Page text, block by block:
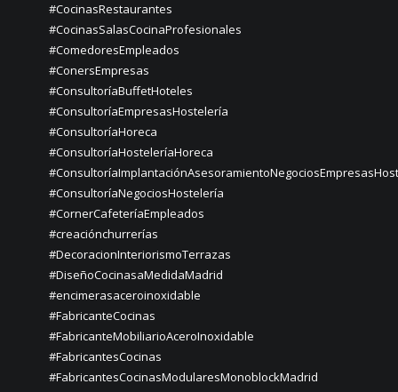
#CocinasRestaurantes
#CocinasSalasCocinaProfesionales
#ComedoresEmpleados
#ConersEmpresas
#ConsultoríaBuffetHoteles
#ConsultoríaEmpresasHostelería
#ConsultoríaHoreca
#ConsultoríaHosteleríaHoreca
#ConsultoríaNegociosHostelería
#CornerCafeteríaEmpleados
#creaciónchurrerías
#DecoracionInteriorismoTerrazas
#DiseñoCocinasaMedidaMadrid
#encimerasaceroinoxidable
#FabricanteCocinas
#FabricanteMobiliarioAceroInoxidable
#FabricantesCocinas
#FabricantesCocinasModularesMonoblockMadrid